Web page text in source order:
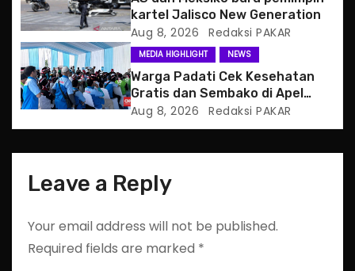
n
kartel Jalisco New Generation
Aug 8, 2026 Redaksi PAKAR
MEDIA HIGHLIGHT NEWS
Warga Padati Cek Kesehatan
Gratis dan Sembako di Apel
Jaga Jakarta
Aug 8, 2026 Redaksi PAKAR
Leave a Reply
Your email address will not be published.
Required fields are marked *